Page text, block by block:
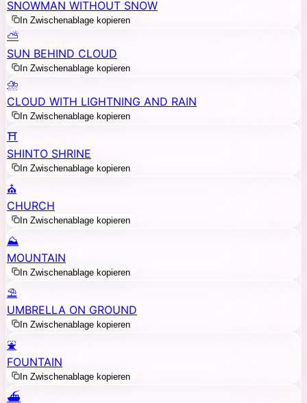
SNOWMAN WITHOUT SNOW
In Zwischenablage kopieren
⛅
SUN BEHIND CLOUD
In Zwischenablage kopieren
⛈️
CLOUD WITH LIGHTNING AND RAIN
In Zwischenablage kopieren
⛩️
SHINTO SHRINE
In Zwischenablage kopieren
⛪
CHURCH
In Zwischenablage kopieren
⛰️
MOUNTAIN
In Zwischenablage kopieren
⛱️
UMBRELLA ON GROUND
In Zwischenablage kopieren
⛲
FOUNTAIN
In Zwischenablage kopieren
⛴️